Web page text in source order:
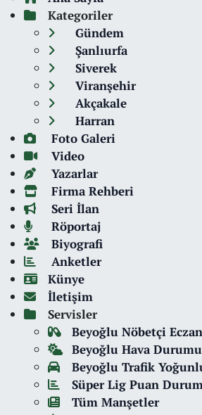
Kategoriler
Gündem
Şanlıurfa
Siverek
Viranşehir
Akçakale
Harran
Foto Galeri
Video
Yazarlar
Firma Rehberi
Seri İlan
Röportaj
Biyografi
Anketler
Künye
İletişim
Servisler
Beyoğlu Nöbetçi
Beyoğlu Hava Durumu
Beyoğlu Trafik
Süper Lig Puan
Tüm Manşetler